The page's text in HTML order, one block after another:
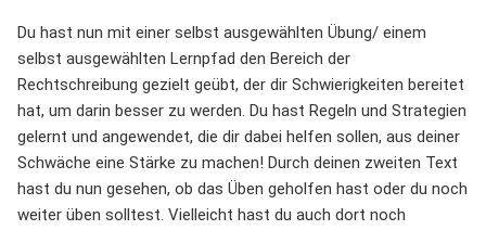
Du hast nun mit einer selbst ausgewählten Übung/ einem
selbst ausgewählten Lernpfad den Bereich der
Rechtschreibung gezielt geübt, der dir Schwierigkeiten bereitet
hat, um darin besser zu werden. Du hast Regeln und Strategien
gelernt und angewendet, die dir dabei helfen sollen, aus deiner
Schwäche eine Stärke zu machen! Durch deinen zweiten Text
hast du nun gesehen, ob das Üben geholfen hast oder du noch
weiter üben solltest. Vielleicht hast du auch dort noch